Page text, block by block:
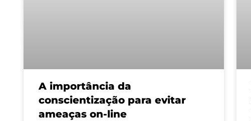
A importância da
conscientização para evitar
ameaças on-line